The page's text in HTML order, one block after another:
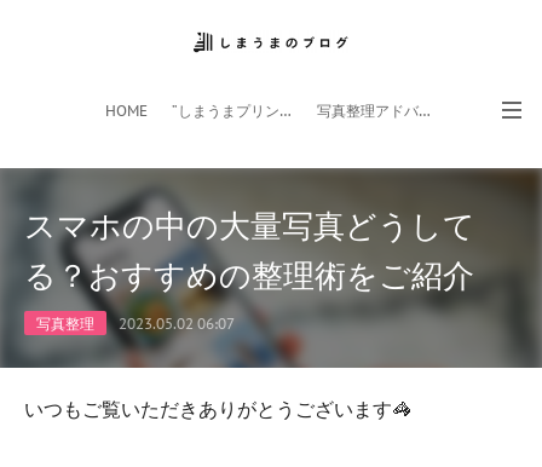
HOME ”しまうまプリント”サイト 写真整理アドバイザー
スマホアプリ
スマホの中の大量写真どうして
る？おすすめの整理術をご紹介
写真整理 2023.05.02 06:07
いつもご覧いただきありがとうございます🦓